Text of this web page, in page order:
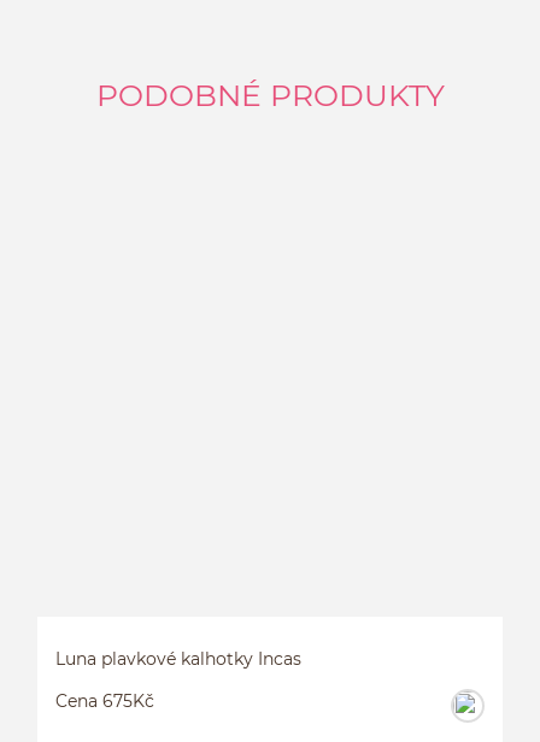
PODOBNÉ PRODUKTY
Luna plavkové kalhotky Incas
Cena 675Kč